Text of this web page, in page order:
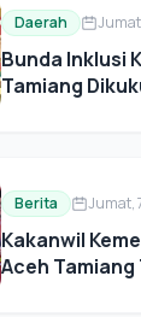
Daerah
Bunda Inklusi
Tamiang
Berita Jumat,
Kakanwil
Aceh